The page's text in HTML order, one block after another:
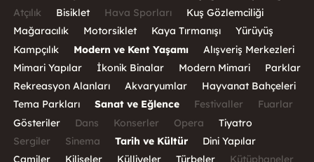
Atçılık
Bisiklet Hava Sporları
Kuş Gözlemciliği
Mağaracılık
Motorsiklet Kaya Tırmanışı
Yürüyüş
Kampçılık
Modern ve Kent Yaşamı
Alışveriş Merkezleri
Mimari Yapılar
İkonik Binalar Modern Mimari
Parklar
Rekreasyon Alanları
Akvaryumlar
Hayvanat Bahçeleri
Tema Parkları
Sanat ve Eğlence Festivaller
Fuarlar
Gösteriler
Dans Konserler Opera
Tiyatro
Sergiler
Sinema Tarih ve Kültür
Dini Yapılar
Camiler
Kiliseler Külliyeler Türbeler
Kütüphaneler